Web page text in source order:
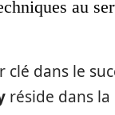
au
dans le
réside dans